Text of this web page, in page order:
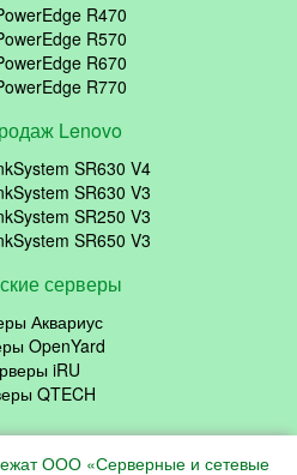
R470
R570
R670
R770
Lenovo
SR630 V4
SR630 V3
SR250 V3
SR650 V3
серверы
Аквариус
OpenYard
iRU
QTECH
ООО «Серверные и сетевые